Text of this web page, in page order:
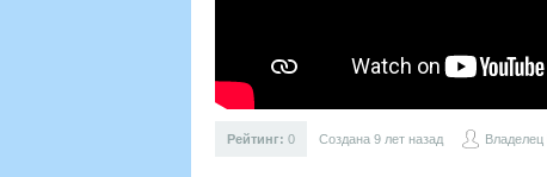
Рейтинг: 0 Создана 9 лет назад Владелец